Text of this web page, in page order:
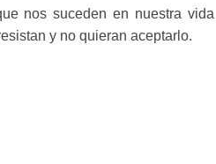
nos suceden en nuestra
y no quieran aceptarlo.